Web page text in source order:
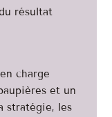
résultat
charge
et un
stratégie, les